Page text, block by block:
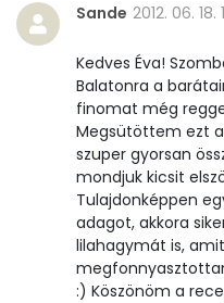
Sande 2012. 06. 18.
Kedves Éva!
Balatonra a
finomat még
Megsütöttem ezt
szuper gyorsan
mondjuk kicsit
Tulajdonképpen
adagot, akkora
lilahagymát is,
:) Köszönöm a